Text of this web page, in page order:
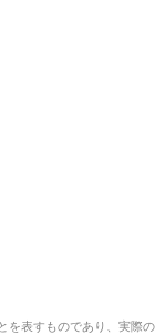
を表すものであり、実際の